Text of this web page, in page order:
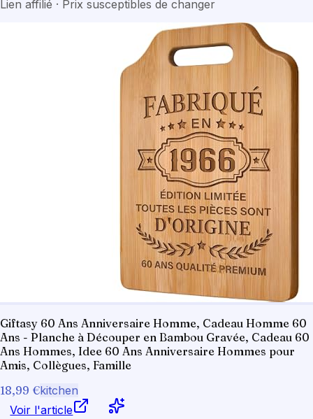
Lien affilié · Prix susceptibles de changer
Giftasy 60 Ans Anniversaire Homme, Cadeau Homme 60
Ans - Planche à Découper en Bambou Gravée, Cadeau 60
Ans Hommes, Idee 60 Ans Anniversaire Hommes pour
Amis, Collègues, Famille
18,99 €kitchen
Voir l'article